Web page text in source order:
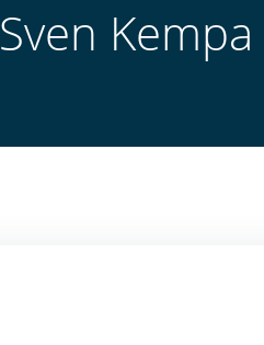
Sven Kempa